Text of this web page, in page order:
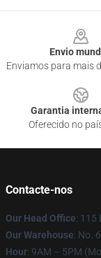
Envio
Enviamos para mais
Garantia
Oferecido no
Contacte-nos
Our Head Office: 115
Our Warehouse: No.
Hour: 9AM – 5PM